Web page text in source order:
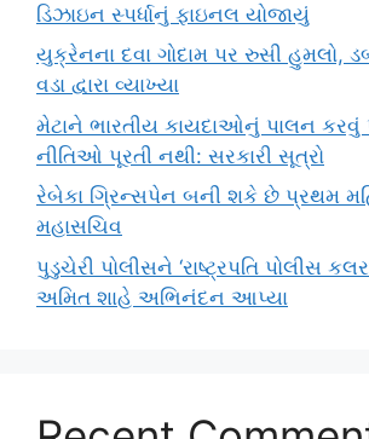
ડિઝાઇન સ્પર્ધાનું ફાઇનલ યોજાયું
યુક્રેનના દવા ગોદામ પર રુસી
વડા દ્વારા વ્યાખ્યા
મેટાને ભારતીય કાયદાઓનું પાલન કરવું
નીતિઓ પૂરતી નથી: સરકારી સૂત્રો
રેબેકા ગ્રિન્સપેન બની શકે છે પ્રથમ
મહાસચિવ
પુડુચેરી પોલીસને ‘રાષ્ટ્રપતિ પોલીસ
અમિત શાહે અભિનંદન આપ્યા